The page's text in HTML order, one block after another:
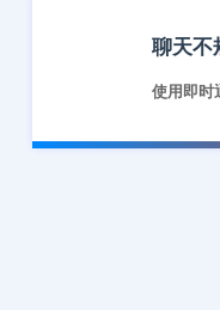
聊天不
使用即时